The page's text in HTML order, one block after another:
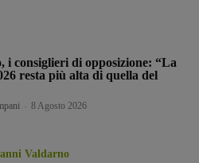
i consiglieri di opposizione: “La
resta più alta di quella del
8 Agosto 2026
Valdarno